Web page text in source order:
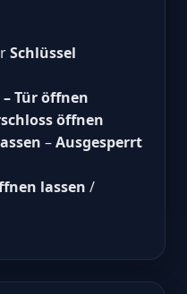
Schlüssel
Tür öffnen
öffnen
–Ausgesperrt
lassen /